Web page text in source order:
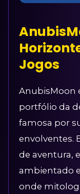
Jogos
AnubisMoon
portfólio da
famosa por
envolventes.
de aventura,
ambientado
onde